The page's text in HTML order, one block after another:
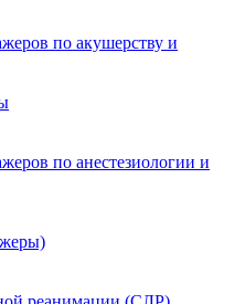
по акушерству и
по анестезиологии и